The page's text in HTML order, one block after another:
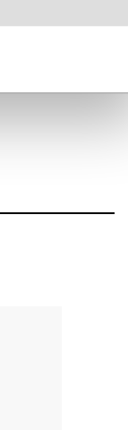
eta zerbitzuak